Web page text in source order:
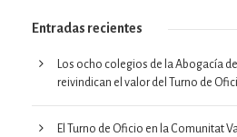
Entradas recientes
Los ocho colegios de la Abogacía
reivindican el valor del Turno de
El Turno de Oficio en la Comunitat